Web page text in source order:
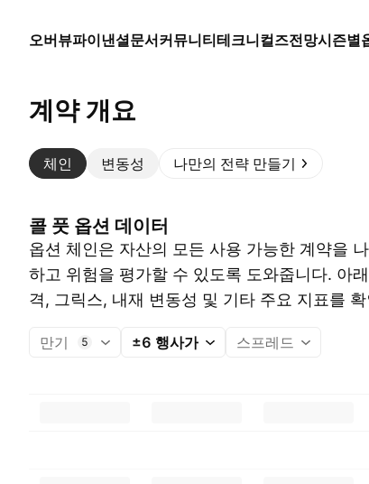
오버뷰파이낸셜문서커뮤니티테크니컬즈전망시즌별
계약 개요
체인 변동성 나만의 전략 만들기
콜 풋 옵션 데이터
옵션 체인은 자산의 모든 사용 가능한 계약을
하고 위험을 평가할 수 있도록 도와줍니다. 아
격, 그릭스, 내재 변동성 및 기타 주요 지표를
만기 5 ±6 행사가 스프레드